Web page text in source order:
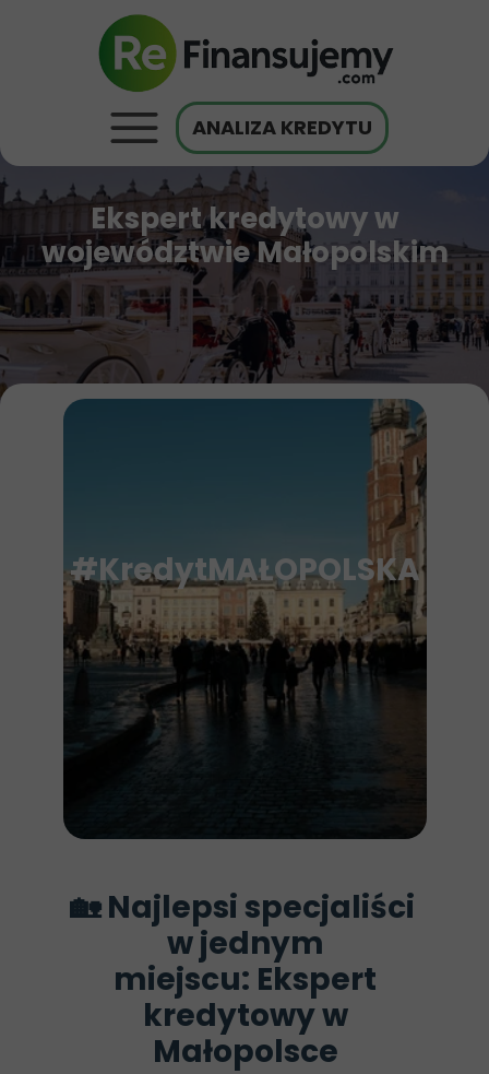
ANALIZA KREDYTU
🏡 Najlepsi specjaliści
w jednym
miejscu: Ekspert
kredytowy w
Małopolsce
#KredytMAŁOPOLSKA
Ekspert kredytowy w
województwie Małopolskim